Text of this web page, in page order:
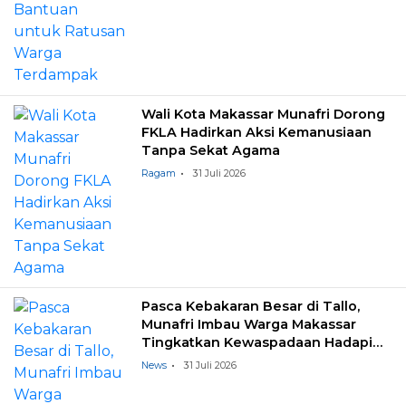
Wali Kota Makassar Munafri Dorong
FKLA Hadirkan Aksi Kemanusiaan
Tanpa Sekat Agama
Ragam 31 Juli 2026
Pasca Kebakaran Besar di Tallo,
Munafri Imbau Warga Makassar
Tingkatkan Kewaspadaan Hadapi
Musim Kemarau
News 31 Juli 2026